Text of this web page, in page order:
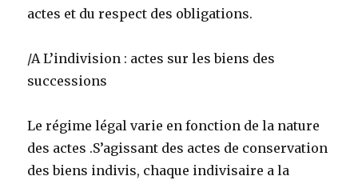
actes et du respect des obligations.
/A L’indivision : actes sur les biens des
successions
Le régime légal varie en fonction de la nature
des actes .S’agissant des actes de conservation
des biens indivis, chaque indivisaire a la